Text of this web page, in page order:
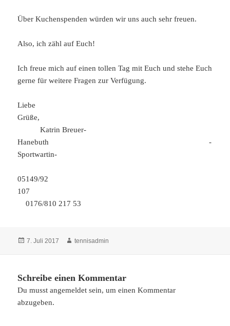
Über Kuchenspenden würden wir uns auch sehr freuen.
Also, ich zähl auf Euch!
Ich freue mich auf einen tollen Tag mit Euch und stehe Euch
gerne für weitere Fragen zur Verfügung.
Liebe
Grüße,
Katrin Breuer-
Hanebuth -
Sportwartin-
05149/92
107
0176/810 217 53
Veröffentlicht
7. Juli 2017 Autor
tennisadmin
Schreibe einen Kommentar
Du musstangemeldet sein, um einen Kommentar
abzugeben.